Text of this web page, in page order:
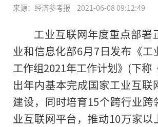
来源：经济参考报 2021-06-08 09:12:49
工业互联网年度重点部署
业和信息化部6月7日发布《工
工作组2021年工作计划》(下称
出年内基本完成国家工业互联
建设，同时培育15个跨行业跨
业互联网平台，推动10万家以